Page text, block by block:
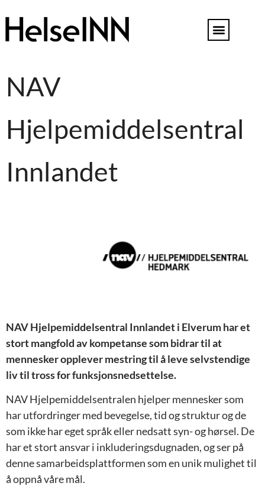
NAV
Hjelpemiddelsentral
Innlandet
NAV Hjelpemiddelsentral Innlandet i Elverumhar et
stort mangfold av kompetanse som bidrar til at
mennesker opplever mestring til å leve selvstendige
liv til tross for funksjonsnedsettelse.
NAV Hjelpemiddelsentralen hjelper mennesker som
har utfordringer med bevegelse, tid og struktur og de
som ikke har eget språk eller nedsatt syn- og hørsel. De
har et stort ansvar i inkluderingsdugnaden, og ser på
denne samarbeidsplattformen som en unik mulighet til
å oppnå våre mål.